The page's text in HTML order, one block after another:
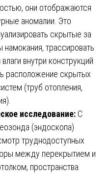
они отображаются
аномалии. Это
скрытые за
намокания, трассировать
внутри конструкций
расположение скрытых
(труб отопления,
исследование: С
(эндоскопа)
труднодоступных
между перекрытием и
пространства